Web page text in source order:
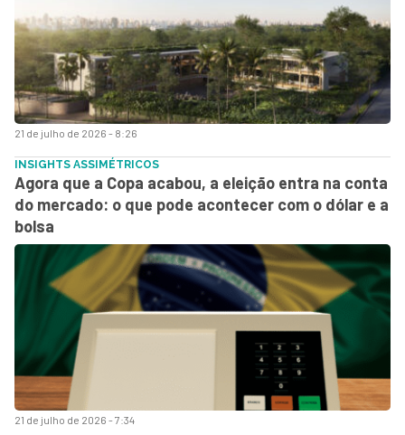
21 de julho de 2026 - 8:26
21 de julho de 2026 - 7:34
INSIGHTS ASSIMÉTRICOS
Agora que a Copa acabou, a eleição entra na conta
do mercado: o que pode acontecer com o dólar e a
bolsa